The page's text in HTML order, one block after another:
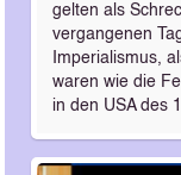
gelten als
vergangenen
Imperialismus,
waren wie die
in den USA des